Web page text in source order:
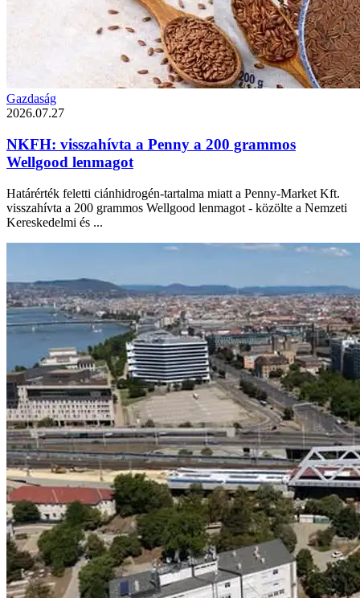
Gazdaság
2026.07.27
NKFH: visszahívta a Penny a 200 grammos
Wellgood lenmagot
Határérték feletti ciánhidrogén-tartalma miatt a Penny-Market Kft.
visszahívta a 200 grammos Wellgood lenmagot - közölte a Nemzeti
Kereskedelmi és ...